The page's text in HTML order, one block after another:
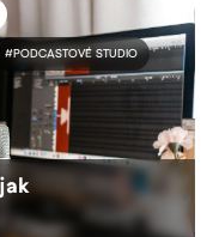
#PODCASTOVÉ STUDIO